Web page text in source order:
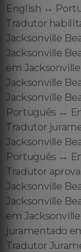
English ↔️
Tradutor
Jacksonville
Jacksonville
em
Jacksonville
Jacksonville
Português ↔️
Tradutor
Jacksonville
Português ↔️
Tradutor
Jacksonville
Jacksonville
em
juramentado
Tradutor